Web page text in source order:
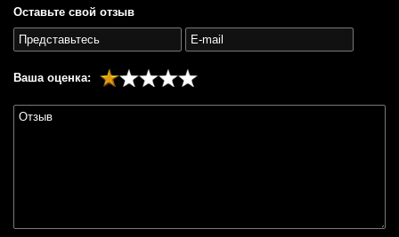
Оставьте свой отзыв
Ваша оценка: